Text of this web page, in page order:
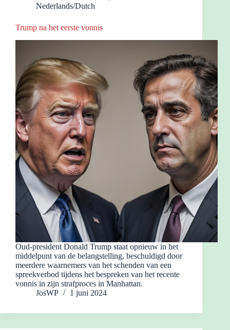
Nederlands/Dutch
Trump na het eerste vonnis
Oud-president Donald Trump staat opnieuw in het
middelpunt van de belangstelling, beschuldigd door
meerdere waarnemers van het schenden van een
spreekverbod tijdens het bespreken van het recente
vonnis in zijn strafproces in Manhattan.
JosWP
1 juni 2024